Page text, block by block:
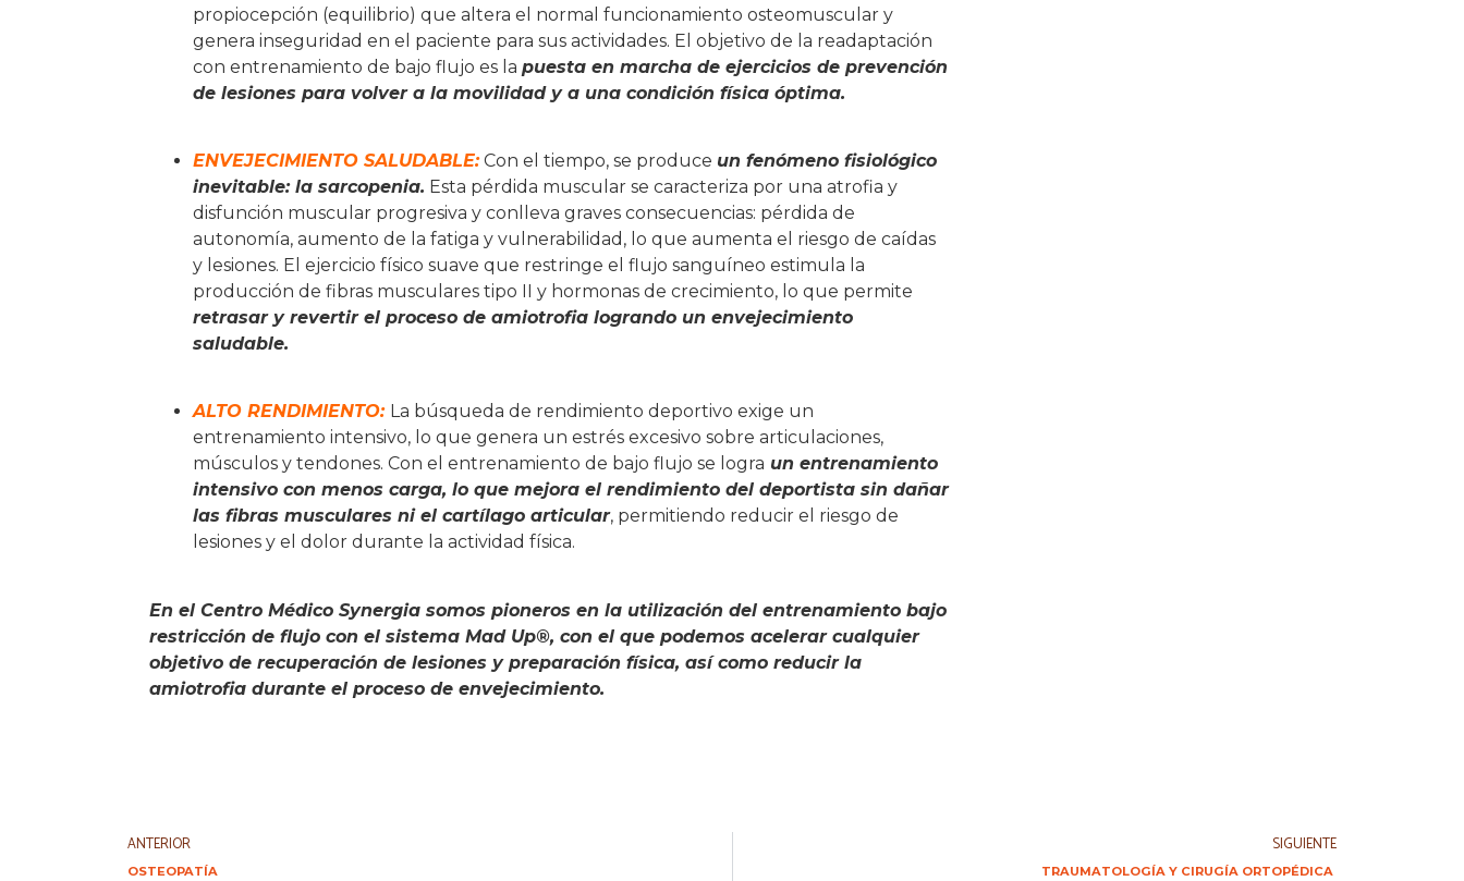
propiocepción (equilibrio) que altera el normal funcionamiento osteomuscular y
genera inseguridad en el paciente para sus actividades. El objetivo de la readaptación
con entrenamiento de bajo flujo es la puesta en marcha de ejercicios de prevención
de lesiones para volver a la movilidad y a una condición física óptima.
ENVEJECIMIENTO SALUDABLE: Con el tiempo, se produce un fenómeno fisiológico
inevitable: la sarcopenia. Esta pérdida muscular se caracteriza por una atrofia y
disfunción muscular progresiva y conlleva graves consecuencias: pérdida de
autonomía, aumento de la fatiga y vulnerabilidad, lo que aumenta el riesgo de caídas
y lesiones. El ejercicio físico suave que restringe el flujo sanguíneo estimula la
producción de fibras musculares tipo II y hormonas de crecimiento, lo que permite
retrasar y revertir el proceso de amiotrofia logrando un envejecimiento
saludable.
ALTO RENDIMIENTO: La búsqueda de rendimiento deportivo exige un
entrenamiento intensivo, lo que genera un estrés excesivo sobre articulaciones,
músculos y tendones. Con el entrenamiento de bajo flujo se logra un entrenamiento
intensivo con menos carga, lo que mejora el rendimiento del deportista sin dañar
las fibras musculares ni el cartílago articular, permitiendo reducir el riesgo de
lesiones y el dolor durante la actividad física.
En el Centro Médico Synergia somos pioneros en la utilización del entrenamiento bajo
restricción de flujo con el sistema Mad Up®, con el que podemos acelerar cualquier
objetivo de recuperación de lesiones y preparación física, así como reducir la
amiotrofia durante el proceso de envejecimiento.
ANTERIOR
OSTEOPATÍA
SIGUIENTE
TRAUMATOLOGÍA Y CIRUGÍA ORTOPÉDICA